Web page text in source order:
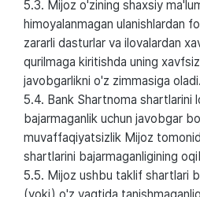
5.3. Mijoz o'zining shaxsiy
himoyalanmagan ulanishlardan
zararli dasturlar va ilovalardan
qurilmaga kiritishda uning
javobgarlikni o'z zimmasiga oladi.
5.4. Bank Shartnoma shartlarini
bajarmaganlik uchun javobgar
muvaffaqiyatsizlik Mijoz
shartlarini bajarmaganligining
5.5. Mijoz ushbu taklif shartlari
(yoki) o'z vaqtida